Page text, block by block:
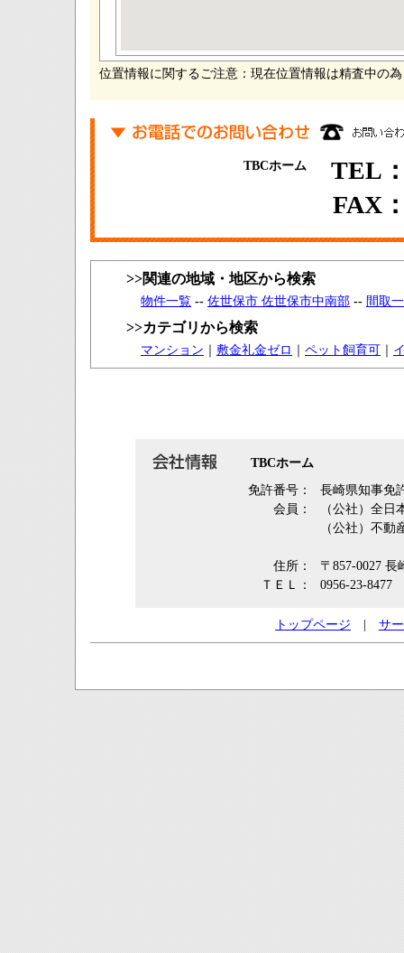
位置情報に関するご注意：現在位置情報は精査中の
TBCホーム
TEL
FAX
>>関連の地域・地区から検索
物件一覧 -- 佐世保市 佐世保市中南部 -- 間取
>>カテゴリから検索
マンション 敷金礼金ゼロ ペット飼育可
TBCホーム
免許番号：
長崎県知事免
会員：
（公社）全日
（公社）不動
住所：
〒857-0027
ＴＥＬ：
0956-23-8477
トップページ サ